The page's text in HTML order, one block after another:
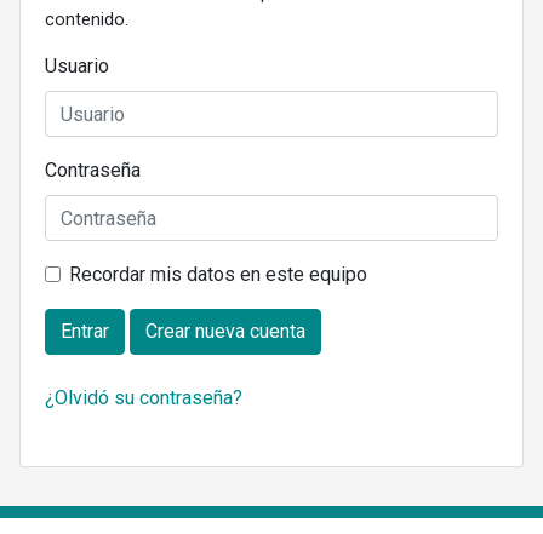
contenido.
Usuario
Contraseña
Recordar mis datos en este equipo
Entrar Crear nueva cuenta
¿Olvidó su contraseña?